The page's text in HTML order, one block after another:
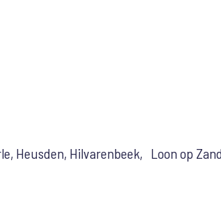
Heusden, Hilvarenbeek, Loon op